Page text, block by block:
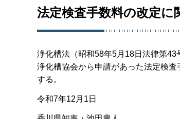
法定検査手数料の改定に
浄化槽法（昭和58年5月18日法律第
浄化槽協会から申請があった法定検
する。
令和7年12月1日